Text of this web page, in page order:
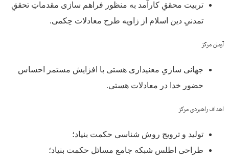
تربیت محققِ کارآمد به منظور فراهم سازی مقدماتِ تحققِ
تمدنیِ دین اسلام از زاویه طرح معادلات حِکمی.
آرمان مرکز
جهانی سازیِ معنی­داری هستی با افزایش مستمر احساس
حضور خدا در معادلات هستی.
اهداف راهبردی مرکز
تولید و ترویج روش شناسی حکمت بنیاد؛
طراحی اطلس شبکه جامع مسائل حکمت بنیاد؛